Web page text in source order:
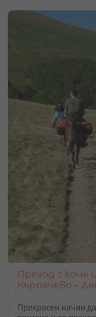
Преход с коне
Кърпачево –
Прекрасен начин